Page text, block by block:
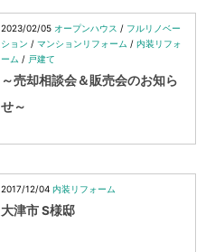
2023/02/05 オープンハウス / フルリノベー
ション / マンションリフォーム / 内装リフォ
ーム / 戸建て
～売却相談会＆販売会のお知ら
せ～
2017/12/04 内装リフォーム
大津市 S様邸